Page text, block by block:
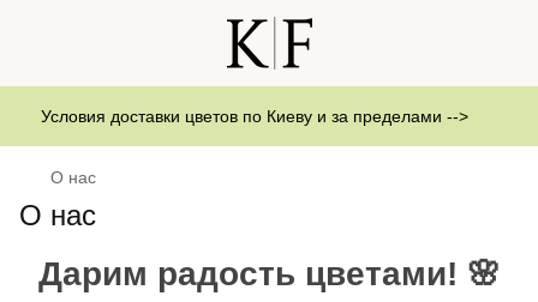
Условия доставки цветов по Киеву и за пределами -->
О нас
О нас
Дарим радость цветами! 🌸